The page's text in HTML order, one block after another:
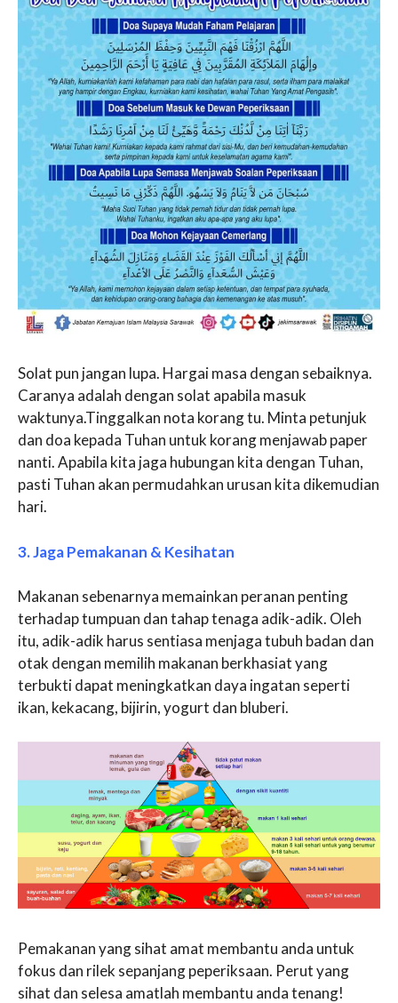
Solat pun jangan lupa. Hargai masa dengan sebaiknya.
Caranya adalah dengan solat apabila masuk
waktunya.Tinggalkan nota korang tu. Minta petunjuk
dan doa kepada Tuhan untuk korang menjawab paper
nanti. Apabila kita jaga hubungan kita dengan Tuhan,
pasti Tuhan akan permudahkan urusan kita dikemudian
hari.
3. Jaga Pemakanan & Kesihatan
Makanan sebenarnya memainkan peranan penting
terhadap tumpuan dan tahap tenaga adik-adik. Oleh
itu, adik-adik harus sentiasa menjaga tubuh badan dan
otak dengan memilih makanan berkhasiat yang
terbukti dapat meningkatkan daya ingatan seperti
ikan, kekacang, bijirin, yogurt dan bluberi.
Pemakanan yang sihat amat membantu anda untuk
fokus dan rilek sepanjang peperiksaan. Perut yang
sihat dan selesa amatlah membantu anda tenang!